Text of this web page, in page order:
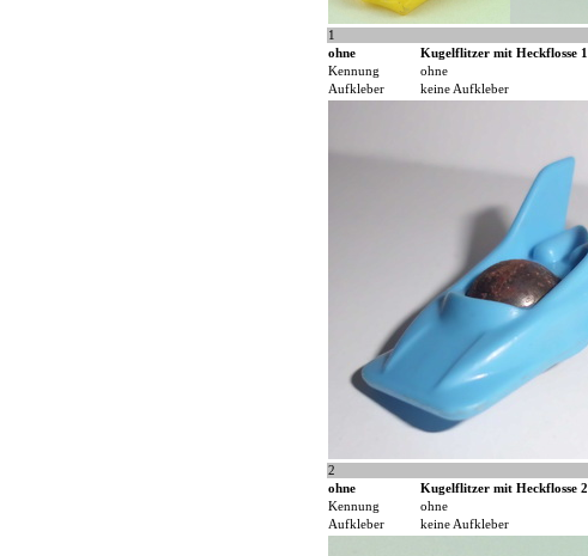
1
ohne
Kugelflitzer mit Heckflosse 1
Kennung
ohne
Aufkleber
keine Aufkleber
2
ohne
Kugelflitzer mit Heckflosse 2
Kennung
ohne
Aufkleber
keine Aufkleber